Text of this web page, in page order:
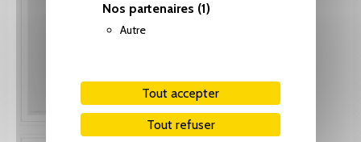
Nos partenaires (1)
Autre
Tout accepter
Tout refuser